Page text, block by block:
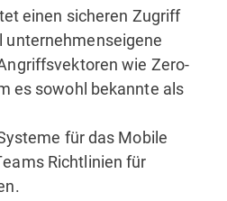
einen sicheren Zugriff
wie Zero-
es sowohl bekannte als
für das Mobile
Richtlinien für